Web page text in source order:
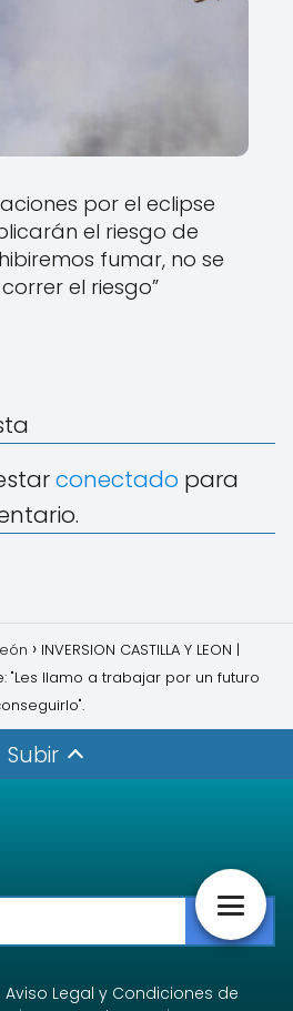
por el eclipse
el riesgo de
fumar, no se
el riesgo”
conectado para
INVERSION CASTILLA Y LEON |
"Les llamo a trabajar por un futuro
Subir
Aviso Legal y Condiciones de